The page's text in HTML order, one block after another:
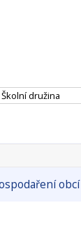
družina
obcí